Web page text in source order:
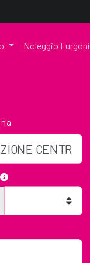
Noleggio Furgoni
puoi
cassetta Key-